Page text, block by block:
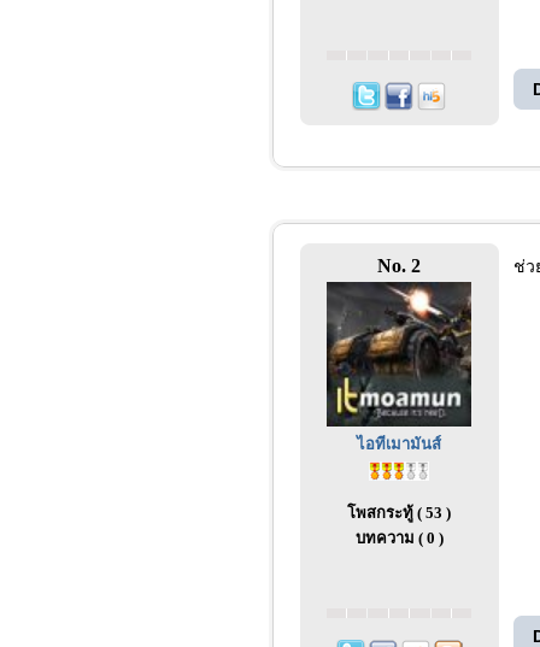
No. 2
ไอทีเมามันส์
โพสกระทู้ ( 53 )
บทความ ( 0 )
ช่ว